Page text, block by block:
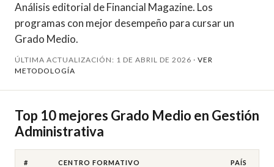
Análisis editorial de Financial Magazine. Los
programas con mejor desempeño para cursar un
Grado Medio.
ÚLTIMA ACTUALIZACIÓN: 1 DE ABRIL DE 2026 · VER
METODOLOGÍA
Top 10 mejores Grado Medio en Gestión
Administrativa
# CENTRO FORMATIVO PAÍS